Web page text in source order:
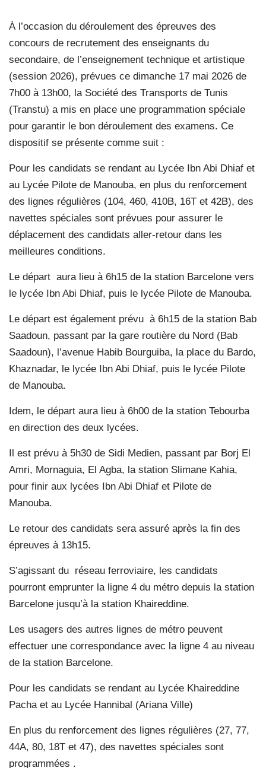
À l’occasion du déroulement des épreuves des
concours de recrutement des enseignants du
secondaire, de l’enseignement technique et artistique
(session 2026), prévues ce dimanche 17 mai 2026 de
7h00 à 13h00, la Société des Transports de Tunis
(Transtu) a mis en place une programmation spéciale
pour garantir le bon déroulement des examens. Ce
dispositif se présente comme suit :
Pour les candidats se rendant au Lycée Ibn Abi Dhiaf et
au Lycée Pilote de Manouba, en plus du renforcement
des lignes régulières (104, 460, 410B, 16T et 42B), des
navettes spéciales sont prévues pour assurer le
déplacement des candidats aller-retour dans les
meilleures conditions.
Le départ aura lieu à 6h15 de la station Barcelone vers
le lycée Ibn Abi Dhiaf, puis le lycée Pilote de Manouba.
Le départ est également prévu à 6h15 de la station Bab
Saadoun, passant par la gare routière du Nord (Bab
Saadoun), l’avenue Habib Bourguiba, la place du Bardo,
Khaznadar, le lycée Ibn Abi Dhiaf, puis le lycée Pilote
de Manouba.
Idem, le départ aura lieu à 6h00 de la station Tebourba
en direction des deux lycées.
Il est prévu à 5h30 de Sidi Medien, passant par Borj El
Amri, Mornaguia, El Agba, la station Slimane Kahia,
pour finir aux lycées Ibn Abi Dhiaf et Pilote de
Manouba.
Le retour des candidats sera assuré après la fin des
épreuves à 13h15.
S’agissant du réseau ferroviaire, les candidats
pourront emprunter la ligne 4 du métro depuis la station
Barcelone jusqu’à la station Khaireddine.
Les usagers des autres lignes de métro peuvent
effectuer une correspondance avec la ligne 4 au niveau
de la station Barcelone.
Pour les candidats se rendant au Lycée Khaireddine
Pacha et au Lycée Hannibal (Ariana Ville)
En plus du renforcement des lignes régulières (27, 77,
44A, 80, 18T et 47), des navettes spéciales sont
programmées .